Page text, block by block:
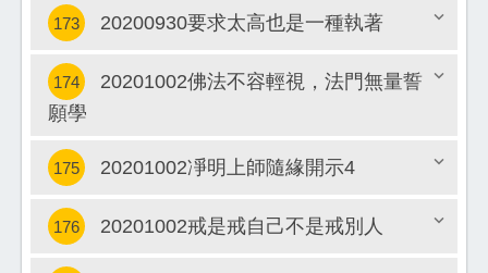
關閉
關閉
173 20200930要求太高也是一種執著
174
20201002佛法不容輕視，法門無量誓
願學
關閉
175 20201002凈明上師隨緣開示4
176 20201002戒是戒自己不是戒別人